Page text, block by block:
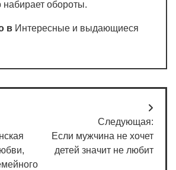
набирает обороты.
в Интересные и выдающиеся
Следующая:
Если мужчина не хочет
детей значит не любит